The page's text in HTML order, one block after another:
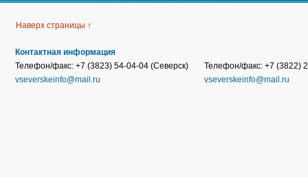
Наверх страницы ↑
Контактная информация
Телефон/факс: +7 (3823) 54-04-04 (Северск)
vseverskeinfo@mail.ru
Телефон/факс: +7 (3822)
vseverskeinfo@mail.ru